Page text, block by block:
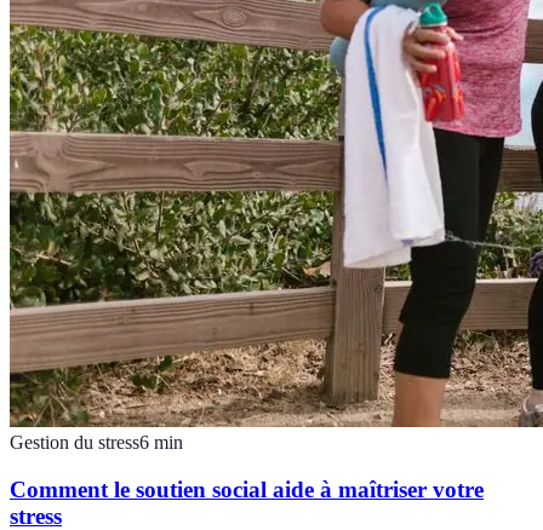
Gestion du stress6 min
Comment le soutien social aide à maîtriser votre
stress